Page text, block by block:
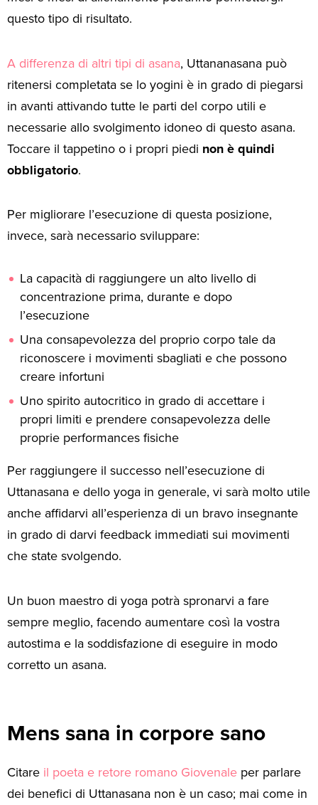
questo tipo di risultato.
A differenza di altri tipi di asana, Uttananasana può
ritenersi completata se lo yogini è in grado di piegarsi
in avanti attivando tutte le parti del corpo utili e
necessarie allo svolgimento idoneo di questo asana.
Toccare il tappetino o i propri piedi non è quindi
obbligatorio.
Per migliorare l’esecuzione di questa posizione,
invece, sarà necessario sviluppare:
La capacità di raggiungere un alto livello di
concentrazione prima, durante e dopo
l’esecuzione
Una consapevolezza del proprio corpo tale da
riconoscere i movimenti sbagliati e che possono
creare infortuni
Uno spirito autocritico in grado di accettare i
propri limiti e prendere consapevolezza delle
proprie performances fisiche
Per raggiungere il successo nell’esecuzione di
Uttanasana e dello yoga in generale, vi sarà molto utile
anche affidarvi all’esperienza di un bravo insegnante
in grado di darvi feedback immediati sui movimenti
che state svolgendo.
Un buon maestro di yoga potrà spronarvi a fare
sempre meglio, facendo aumentare così la vostra
autostima e la soddisfazione di eseguire in modo
corretto un asana.
Mens sana in corpore sano
Citare il poeta e retore romano Giovenale per parlare
dei benefici di Uttanasana non è un caso; mai come in